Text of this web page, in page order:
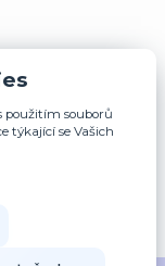
použitím souborů
týkající se Vašich